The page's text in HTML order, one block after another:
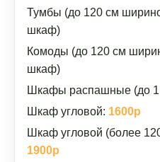
Тумбы (до 120 см
шкаф)
Комоды (до 120 см
шкаф)
Шкафы распашные (до 1
Шкаф угловой: 1600р
Шкаф угловой (более
1900р